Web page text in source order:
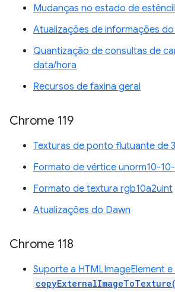
Mudanças no estado de
Atualizações de informações
Quantização de consultas de
data/hora
Recursos de faxina geral
Chrome 119
Texturas de ponto flutuante de
Formato de vértice unorm10-
Formato de textura rgb10a2uint
Atualizações do Dawn
Chrome 118
Suporte a HTMLImageElement